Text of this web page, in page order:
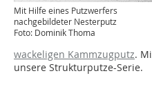
Mit Hilfe eines Putzwerfers
nachgebildeter Nesterputz
Foto: Dominik Thoma
wackeligen Kammzugputz.
unsere Strukturputze-Serie.